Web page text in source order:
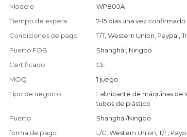
Modelo
WP800A
Tiempo de espera
7-15 días una vez
Condiciones de pago
T/T, Western Union, Paypal,
Puerto FOB
Shanghái, Ningbó
Certificado
CE
MOQ
1 juego
Tipo de negocio
Fabricante de máquinas de
tubos de plástico
Puerto
Shanghái/Ningbó
forma de pago
L/C, Western Union, T/T,